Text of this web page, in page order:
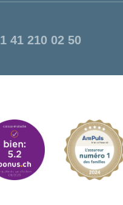
41 210 02 50